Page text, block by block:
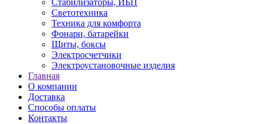
Стабилизаторы, ИБП
Светотехника
Техника для комфорта
Фонари, батарейки
Щиты, боксы
Электросчетчики
Электроустановочные изделия
Главная
О компании
Доставка
Способы оплаты
Контакты